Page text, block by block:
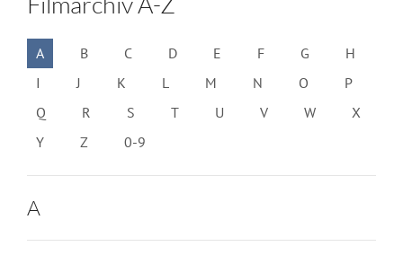
A B C D E F G
H
I
J K L M N O
P
Q
R S T U V W
X
Y
Z 0-9
A